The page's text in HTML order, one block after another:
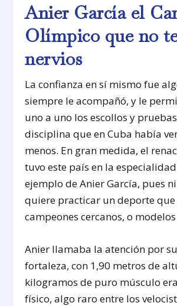
Anier García el
Olímpico que no
nervios
La confianza en sí mismo fue
siempre le acompañó, y le
uno a uno los escollos y
disciplina que en Cuba había
menos. En gran medida, el
tuvo este país en la
ejemplo de Anier García, pues
quiere practicar un deporte que
campeones cercanos, o
Anier llamaba la atención por
fortaleza, con 1,90 metros de
kilogramos de puro músculo
físico, algo raro entre los